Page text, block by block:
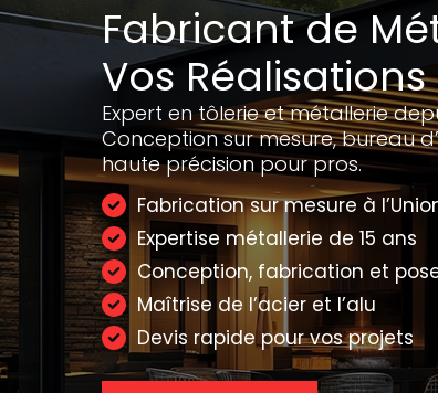
Fabricant de
Vos
Expert en tôlerie et métallerie
Conception sur mesure, bureau
haute précision pour pros.
Fabrication sur mesure à
Expertise métallerie de 15 ans
Conception, fabrication et
Maîtrise de l’acier et l’alu
Devis rapide pour vos projets